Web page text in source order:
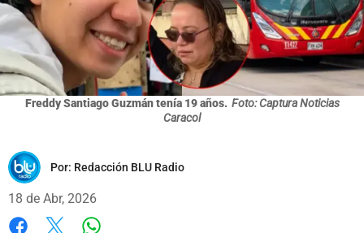
Freddy Santiago Guzmán tenía 19 años. Foto: Captura Noticias
Caracol
Por: Redacción BLU Radio
18 de Abr, 2026